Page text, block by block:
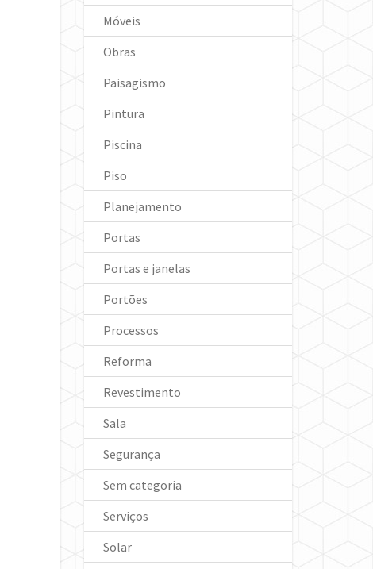
Móveis
Obras
Paisagismo
Pintura
Piscina
Piso
Planejamento
Portas
Portas e janelas
Portões
Processos
Reforma
Revestimento
Sala
Segurança
Sem categoria
Serviços
Solar